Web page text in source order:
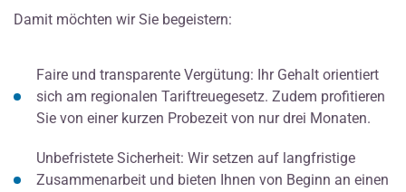
Damit möchten wir Sie begeistern:
Faire und transparente Vergütung: Ihr Gehalt orientiert
sich am regionalen Tariftreuegesetz. Zudem profitieren
Sie von einer kurzen Probezeit von nur drei Monaten.
Unbefristete Sicherheit: Wir setzen auf langfristige
Zusammenarbeit und bieten Ihnen von Beginn an einen